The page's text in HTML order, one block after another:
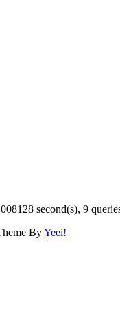
second(s), 9
ByYeei!